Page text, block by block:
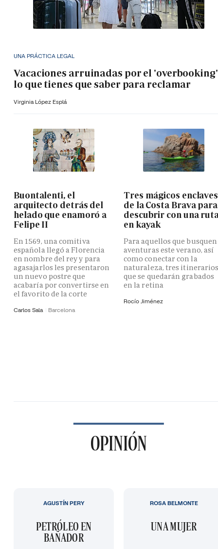
UNA PRÁCTICA LEGAL
Vacaciones arruinadas por el
lo que tienes que saber para reclamar
Virginia López Esplá
Buontalenti, el
arquitecto detrás del
helado que enamoró a
Felipe II
En 1569, una comitiva
española llegó a Florencia
en nombre del rey y para
agasajarlos les presentaron
un nuevo postre que
acabaría por convertirse en
el favorito de la corte
Carlos Sala Barcelona
Tres mágicos enclaves
de la Costa Brava para
descubrir con una
en kayak
Para aquellos que busquen
aventuras este verano, así
como conectar con la
naturaleza, tres
que se quedarán grabados
en la retina
Rocío Jiménez
OPINIÓN
PETRÓLEO EN
BAÑADOR
AGUSTÍN PERY
UNA MUJER
ROSA BELMONTE